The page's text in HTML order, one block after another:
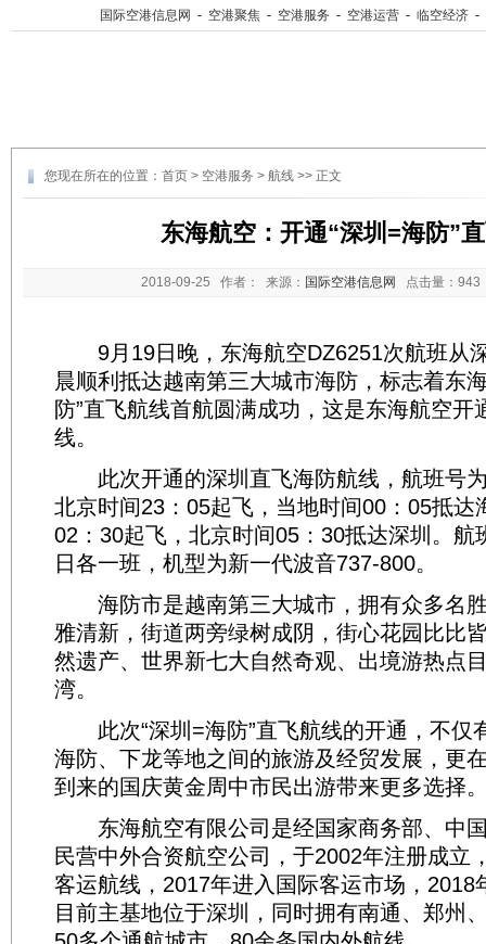
国际空港信息网 - 空港聚焦 - 空港服务 - 空港运营 - 临空经济 -
您现在所在的位置： 首页 > 空港服务 > 航线 >> 正文
东海航空：开通“深圳=海防”
2018-09-25 作者： 来源： 国际空港信息网 点击量：
9月19日晚，东海航空DZ6251次航班从
晨顺利抵达越南第三大城市海防，标志着东
防”直飞航线首航圆满成功，这是东海航空开
线。
此次开通的深圳直飞海防航线，航班号
北京时间23：05起飞，当地时间00：05抵达
02：30起飞，北京时间05：30抵达深圳。航
日各一班，机型为新一代波音737-800。
海防市是越南第三大城市，拥有众多名
雅清新，街道两旁绿树成阴，街心花园比比
然遗产、世界新七大自然奇观、出境游热点
湾。
此次“深圳=海防”直飞航线的开通，不仅
海防、下龙等地之间的旅游及经贸发展，更
到来的国庆黄金周中市民出游带来更多选择
东海航空有限公司是经国家商务部、中
民营中外合资航空公司，于2002年注册成立
客运航线，2017年进入国际客运市场，2018
目前主基地位于深圳，同时拥有南通、郑州